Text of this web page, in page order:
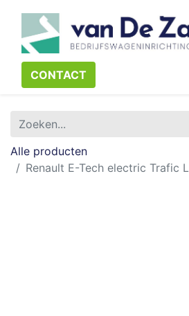
CONTACT​​​​
Alle producten
Renault E-Tech electric Trafic